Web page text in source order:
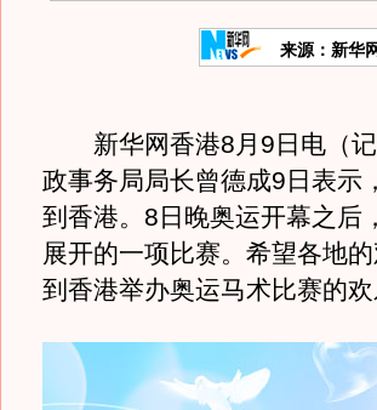
来源：新华
新华网香港8月9日电（记
政事务局局长曾德成9日表示
到香港。8日晚奥运开幕之后
展开的一项比赛。希望各地
到香港举办奥运马术比赛的欢